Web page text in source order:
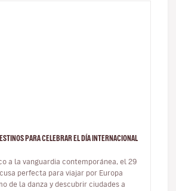
PARA CELEBRAR EL DÍA INTERNACIONAL
a la vanguardia contemporánea, el 29
perfecta para viajar por Europa
de la danza y descubrir ciudades a